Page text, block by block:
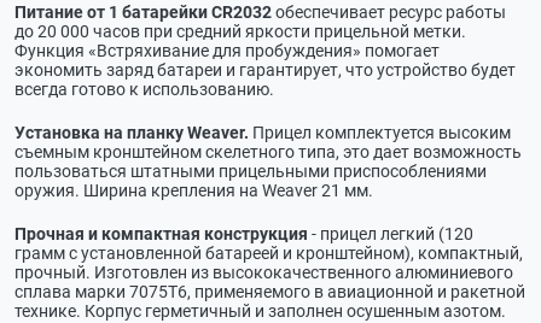
Питание от 1 батарейки CR2032обеспечивает ресурс работы
до 20 000 часов при средний яркости прицельной метки.
Функция «Встряхивание для пробуждения» помогает
экономить заряд батареи и гарантирует, что устройство будет
всегда готово к использованию.
Установка на планку Weaver. Прицел комплектуется высоким
съемным кронштейном скелетного типа, это дает возможность
пользоваться штатными прицельными приспособлениями
оружия. Ширина крепления на Weaver 21 мм.
Прочная и компактная конструкция - прицел легкий (120
грамм с установленной батареей и кронштейном), компактный,
прочный. Изготовлен из высококачественного алюминиевого
сплава марки 7075Т6, применяемого в авиационной и ракетной
технике. Корпус герметичный и заполнен осушенным азотом.